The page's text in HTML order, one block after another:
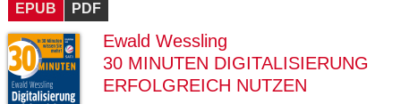
EPUB PDF
Ewald Wessling
30 MINUTEN DIGITALISIERUNG
ERFOLGREICH NUTZEN